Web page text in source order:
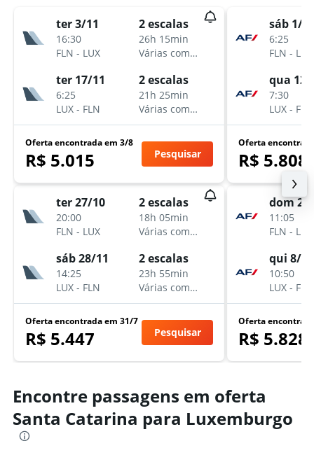
ter 3/11
16:30
FLN - LUX
2 escalas
26h 15min
Várias companhias aéreas
ter 17/11
6:25
LUX - FLN
2 escalas
21h 25min
Várias companhias aéreas
Oferta encontrada em 3/8
R$ 5.015 Pesquisar
ter 27/10
20:00
FLN - LUX
2 escalas
18h 05min
Várias companhias aéreas
sáb 28/11
14:25
LUX - FLN
2 escalas
23h 55min
Várias companhias aéreas
Oferta encontrada em 31/7
R$ 5.447 Pesquisar
sáb 1/8
6:25
FLN - LUX
qua 12/
7:30
LUX - FLN
Oferta
R$ 5.808
dom
11:05
FLN - LUX
qui 8/10
10:50
LUX - FLN
Oferta
R$ 5.828
Encontre passagens em oferta
Santa Catarina para Luxemburgo